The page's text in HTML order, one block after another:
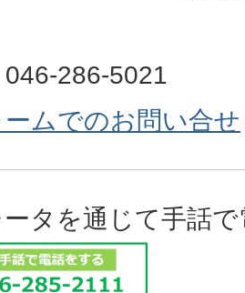
286-5021
ムでのお問い合せ
タを通じて手話